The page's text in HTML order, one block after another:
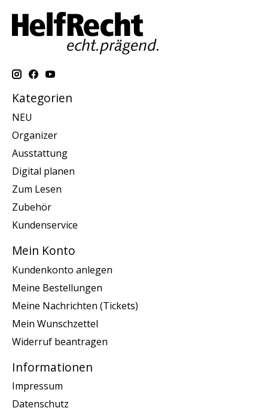
Kategorien
NEU
Organizer
Ausstattung
Digital planen
Zum Lesen
Zubehör
Kundenservice
Mein Konto
Kundenkonto anlegen
Meine Bestellungen
Meine Nachrichten (Tickets)
Mein Wunschzettel
Widerruf beantragen
Informationen
Impressum
Datenschutz